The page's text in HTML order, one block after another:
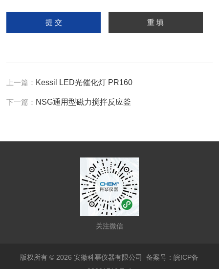
上一篇： Kessil LED光催化灯 PR160
下一篇： NSG通用型磁力搅拌反应釜
关注微信
版权所有 © 2026 安徽科幂仪器有限公司备案号：皖ICP备